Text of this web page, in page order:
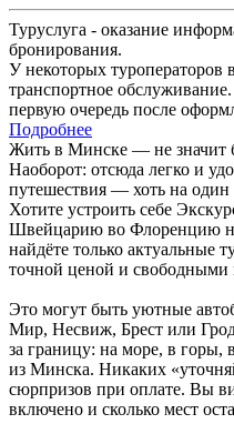
Туруслуга - оказание
бронирования.
У некоторых туроператоров
транспортное
первую очередь после
Подробнее
Жить в Минске — не значит
Наоборот: отсюда легко и
путешествия — хоть на
Хотите устроить себе
Швейцарию во Флоренцию
найдёте только актуальные
точной ценой и свободными
Это могут быть уютные
Мир, Несвиж, Брест или
за границу: на море, в
из Минска. Никаких
сюрпризов при оплате. Вы
включено и сколько мест